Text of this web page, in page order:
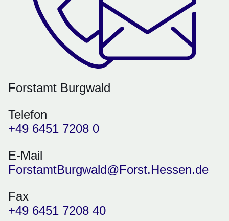
Forstamt Burgwald
Telefon
+49 6451 7208 0
E-Mail
ForstamtBurgwald@Forst.Hessen.de
Fax
+49 6451 7208 40